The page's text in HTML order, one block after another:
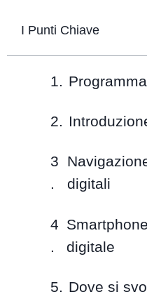
I Punti Chiave
digitali
digitale
Dove si